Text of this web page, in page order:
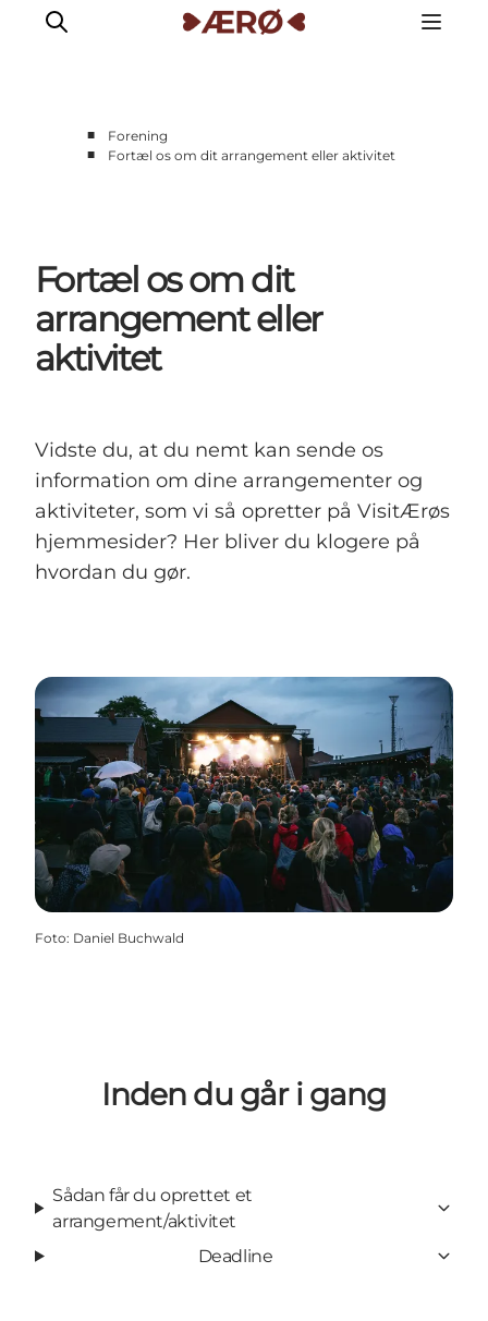
■
Forening
■
Fortæl os om dit arrangement eller aktivitet
Fortæl os om dit
arrangement eller
aktivitet
Vidste du, at du nemt kan sende os
information om dine arrangementer og
aktiviteter, som vi så opretter på VisitÆrøs
hjemmesider? Her bliver du klogere på
hvordan du gør.
Foto: Daniel Buchwald
Inden du går i gang
Sådan får du oprettet et
arrangement/aktivitet
Deadline